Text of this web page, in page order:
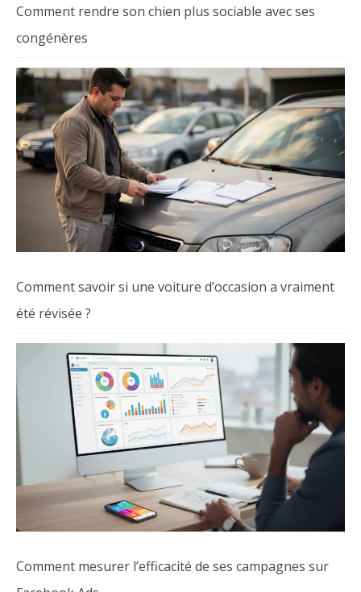
Comment rendre son chien plus sociable avec ses
congénères
Comment savoir si une voiture d’occasion a vraiment
été révisée ?
Comment mesurer l’efficacité de ses campagnes sur